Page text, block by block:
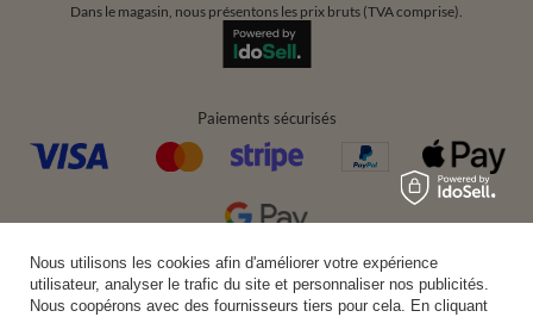
Dans le magasin, nous présentons les prix bruts (TVA comprise).
Paiements sécurisés
Livraison pratique
Nous utilisons les cookies afin d'améliorer votre expérience
utilisateur, analyser le trafic du site et personnaliser nos publicités.
Nous coopérons avec des fournisseurs tiers pour cela. En cliquant